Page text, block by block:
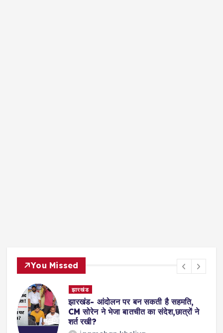
You Missed
झारखंड
झारखंड- आंदोलन पर बन सकती है सहमति,
CM सोरेन ने भेजा बातचीत का संदेश,छात्रों ने
शर्त रखी?